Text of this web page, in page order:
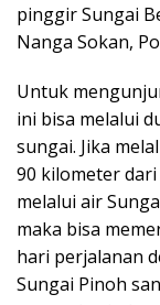
pinggir Sungai
Nanga Sokan,
Untuk
ini bisa melalui
sungai. Jika
90 kilometer
melalui air
maka bisa
hari perjalanan
Sungai Pinoh